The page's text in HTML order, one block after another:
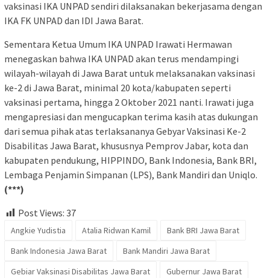
vaksinasi IKA UNPAD sendiri dilaksanakan bekerjasama dengan
IKA FK UNPAD dan IDI Jawa Barat.
Sementara Ketua Umum IKA UNPAD Irawati Hermawan
menegaskan bahwa IKA UNPAD akan terus mendampingi
wilayah-wilayah di Jawa Barat untuk melaksanakan vaksinasi
ke-2 di Jawa Barat, minimal 20 kota/kabupaten seperti
vaksinasi pertama, hingga 2 Oktober 2021 nanti. Irawati juga
mengapresiasi dan mengucapkan terima kasih atas dukungan
dari semua pihak atas terlaksananya Gebyar Vaksinasi Ke-2
Disabilitas Jawa Barat, khususnya Pemprov Jabar, kota dan
kabupaten pendukung, HIPPINDO, Bank Indonesia, Bank BRI,
Lembaga Penjamin Simpanan (LPS), Bank Mandiri dan Uniqlo.
(***)
Post Views: 37
Angkie Yudistia Atalia Ridwan Kamil
Bank BRI Jawa Barat
Bank Indonesia Jawa Barat
Bank Mandiri Jawa Barat
Gebiar Vaksinasi Disabilitas Jawa Barat
Gubernur Jawa Barat